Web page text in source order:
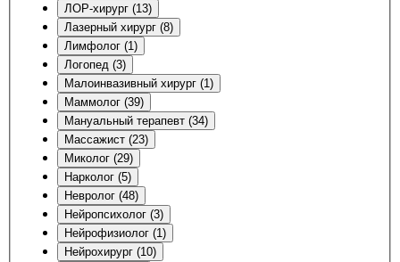
ЛОР-хирург (13)
Лазерный хирург (8)
Лимфолог (1)
Логопед (3)
Малоинвазивный хирург (1)
Маммолог (39)
Мануальный терапевт (34)
Массажист (23)
Миколог (29)
Нарколог (5)
Невролог (48)
Нейропсихолог (3)
Нейрофизиолог (1)
Нейрохирург (10)